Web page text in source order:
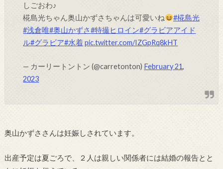
しごおわ♪
椛島光ちゃん奥山かずさちゃんは可愛いね
#椛島光
#浅倉唯#奥山かずさ#特撮ヒロイン#グラビアアイド
ル#グラビア#水着 pic.twitter.com/IZGpRq8kHT
— カーリートントン (@carretonton) February 21,
2023
奥山かずささんは妊娠しされています。
出産予定は夏ごろで、２人は親しい関係者には結婚の報告とと